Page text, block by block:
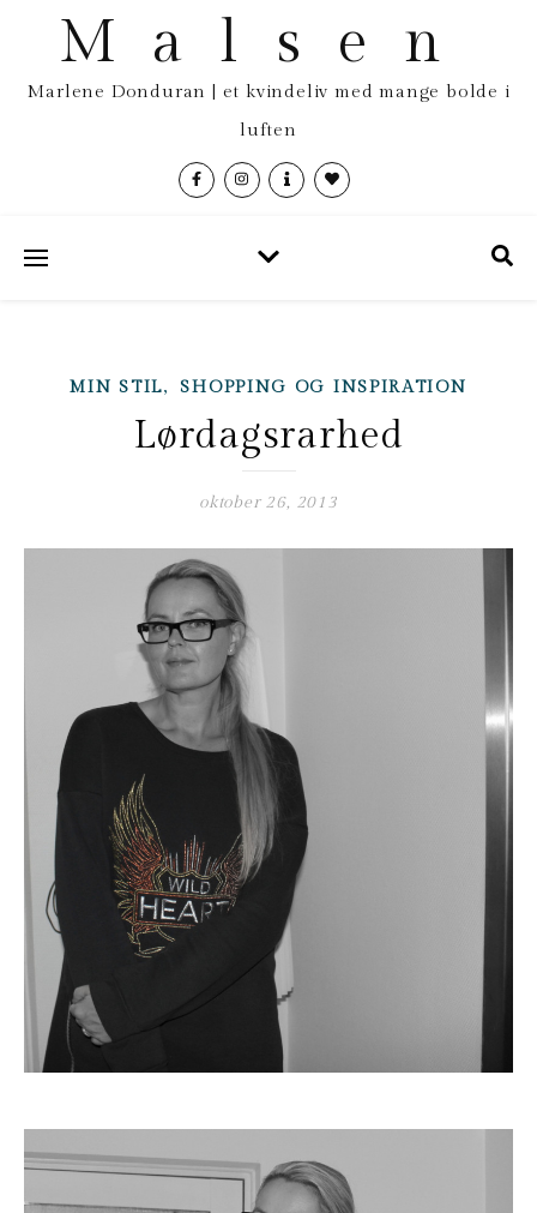
Malsen
Marlene Donduran | et kvindeliv med mange bolde i
luften
MIN STIL,SHOPPING OG INSPIRATION
Lørdagsrarhed
oktober 26, 2013